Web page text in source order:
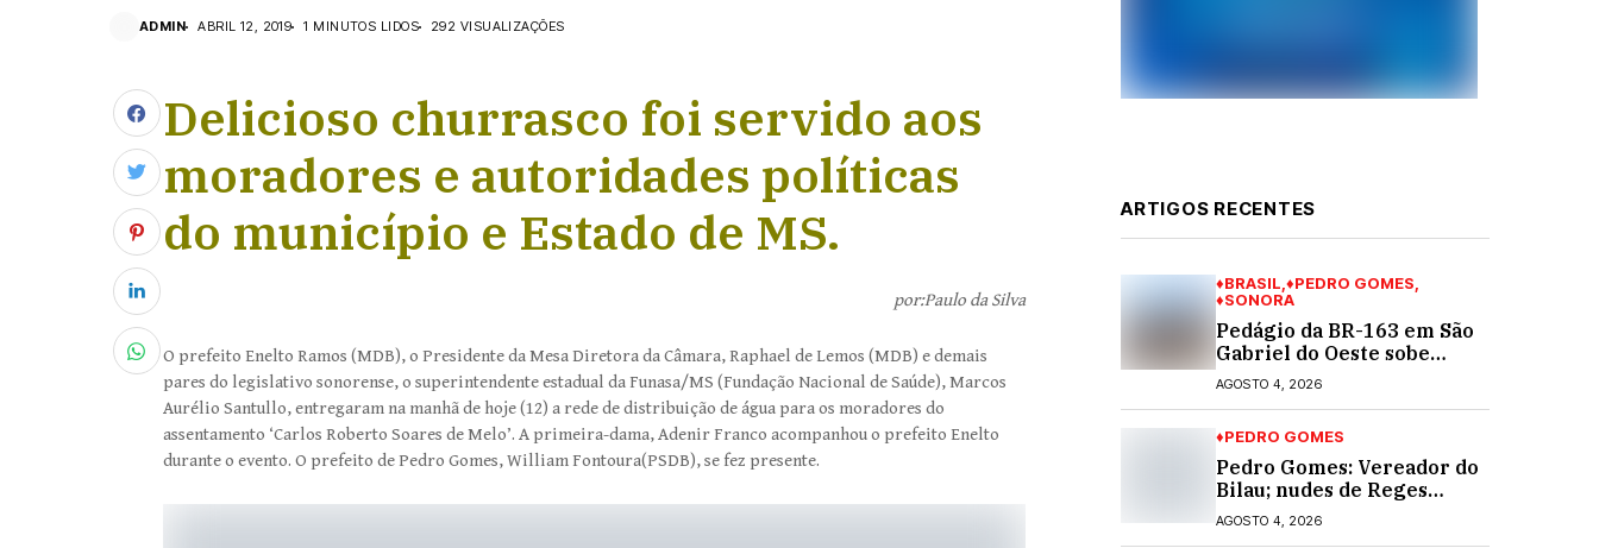
ADMIN ABRIL 12, 2019 1 MINUTOS LIDOS 292 VISUALIZAÇÕES
Delicioso churrasco foi servido aos
moradores e autoridades políticas
do município e Estado de MS.
por:Paulo da Silva
O prefeito Enelto Ramos (MDB), o Presidente da Mesa Diretora da Câmara, Raphael de Lemos (MDB) e demais
pares do legislativo sonorense, o superintendente estadual da Funasa/MS (Fundação Nacional de Saúde), Marcos
Aurélio Santullo, entregaram na manhã de hoje (12) a rede de distribuição de água para os moradores do
assentamento ‘Carlos Roberto Soares de Melo’. A primeira-dama, Adenir Franco acompanhou o prefeito Enelto
durante o evento. O prefeito de Pedro Gomes, William Fontoura(PSDB), se fez presente.
ARTIGOS RECENTES
♦BRASIL ♦PEDRO GOMES
♦SONORA
Pedágio da BR-163 em São
Gabriel do Oeste sobe
40,53% e passa a custar R$
10,70 a partir desta quarta-
AGOSTO 4, 2026
♦PEDRO GOMES
Pedro Gomes: Vereador do
Bilau; nudes de Reges
circula na Assembleia
Legislativa de MS e
AGOSTO 4, 2026